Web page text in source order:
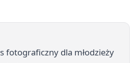
fotograficzny dla młodzieży